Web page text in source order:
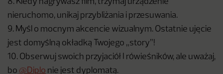
nieruchomo, unikaj przybliżania i przesuwania.
9. Myśl o mocnym akcencie wizualnym. Ostatnie ujęcie
jest domyślną okładką Twojego „story”!
10. Obserwuj swoich przyjaciół I rówieśników, ale uważaj,
bo @Diplo nie jest dyplomatą.